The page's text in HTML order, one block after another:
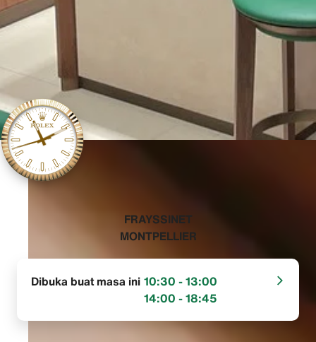
‭FRAYSSINET
MONTPELLIER‬
Dibuka buat masa ini 10:30 - 13:00
14:00 - 18:45